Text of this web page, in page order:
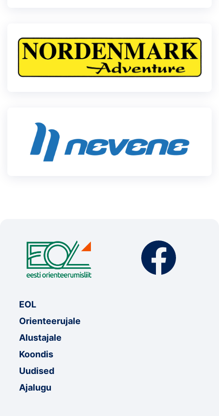
EOL
Orienteerujale
Alustajale
Koondis
Uudised
Ajalugu